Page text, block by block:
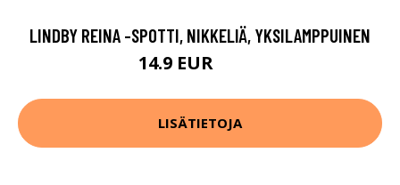
LINDBY REINA -SPOTTI, NIKKELIÄ, YKSILAMPPUINEN
14.9 EUR
LISÄTIETOJA